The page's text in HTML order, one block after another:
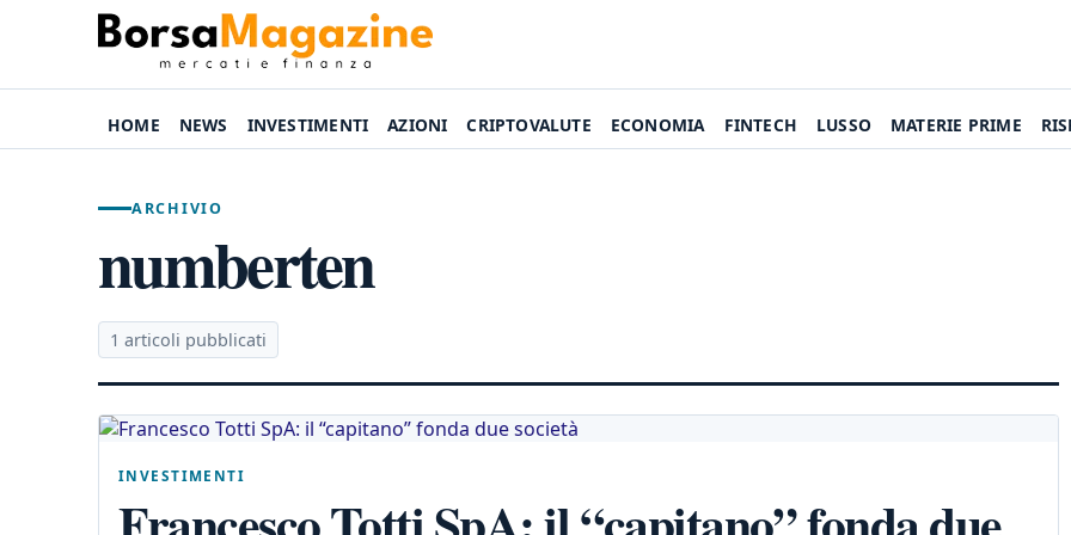
HOME NEWS INVESTIMENTI AZIONI CRIPTOVALUTE ECONOMIA FINTECH LUSSO MATERIE PRIME
ARCHIVIO
numberten
1 articoli pubblicati
INVESTIMENTI